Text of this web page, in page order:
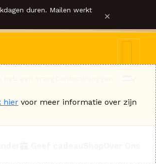
duren. Mailen werkt ×
hier voor meer informatie over zijn